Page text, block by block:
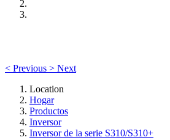
< Previous > Next
Location
Hogar
Productos
Inversor
Inversor de la serie S310/S310+